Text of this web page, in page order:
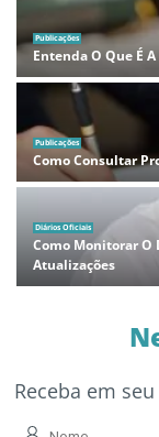
Publicações
Entenda O Que É
Publicações
Como Consultar
Diários Oficiais
Como Monitorar O
Atualizações
Receba em